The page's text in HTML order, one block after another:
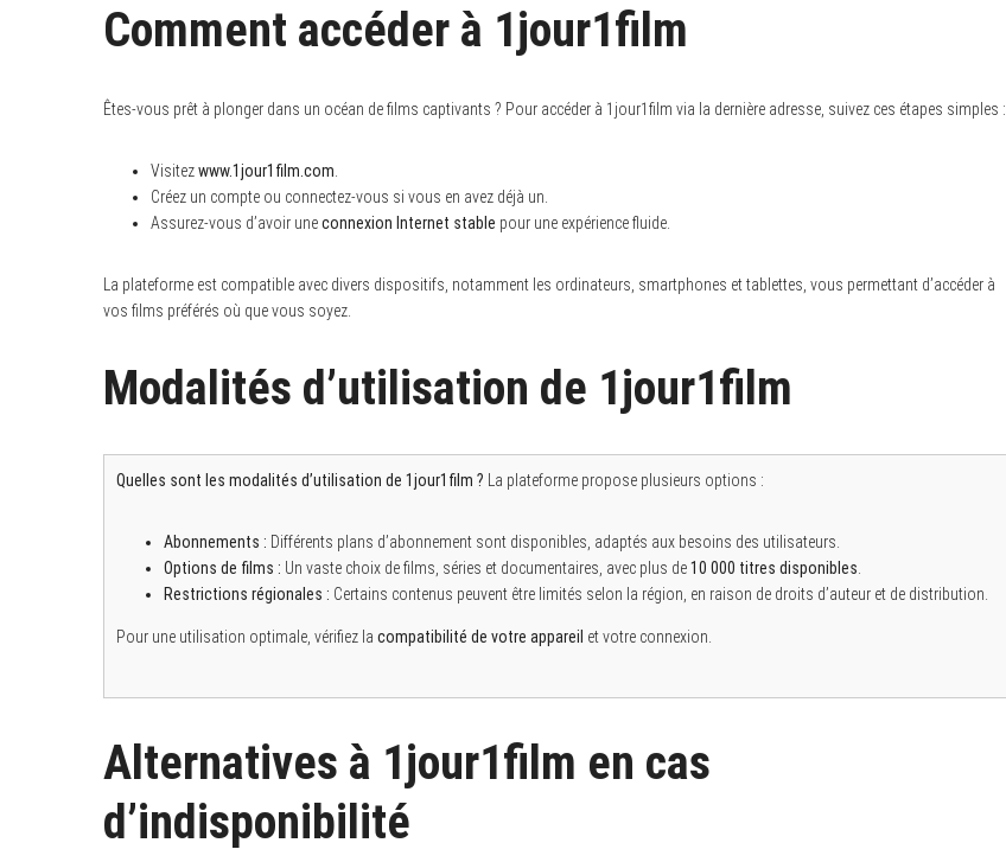
Comment accéder à 1jour1film
Êtes-vous prêt à plonger dans un océan de films captivants ? Pour accéder à 1jour1film via la dernière adresse, suivez ces étapes simples :
Visitezwww.1jour1film.com
Créez un compte ou connectez-vous si vous en avez déjà un.
Assurez-vous d’avoir uneconnexion Internet stable pour une expérience fluide.
La plateforme est compatible avec divers dispositifs, notamment les ordinateurs, smartphones et tablettes, vous permettant d’accéder à
vos films préférés où que vous soyez.
Modalités d’utilisation de 1jour1film
Quelles sont les modalités d’utilisation de 1jour1film ? La plateforme propose plusieurs options :
Abonnements : Différents plans d’abonnement sont disponibles, adaptés aux besoins des utilisateurs.
Options de films : Un vaste choix de films, séries et documentaires, avec plus de10 000 titres disponibles
Restrictions régionales : Certains contenus peuvent être limités selon la région, en raison de droits d’auteur et de distribution.
Pour une utilisation optimale, vérifiez la compatibilité de votre appareil et votre connexion.
Alternatives à 1jour1film en cas
d’indisponibilité
h
f